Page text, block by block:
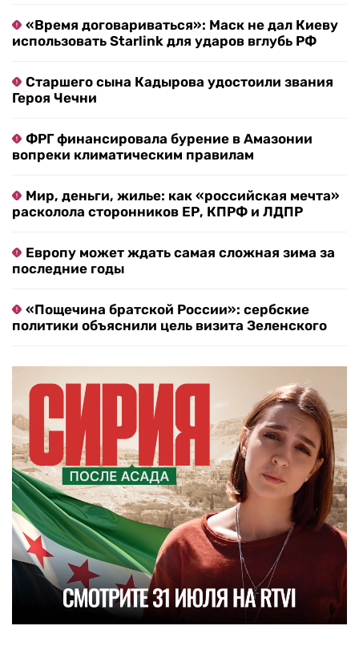
«Время договариваться»: Маск не дал Киеву
использовать Starlink для ударов вглубь РФ
Старшего сына Кадырова удостоили звания
Героя Чечни
ФРГ финансировала бурение в Амазонии
вопреки климатическим правилам
Мир, деньги, жилье: как «российская мечта»
расколола сторонников ЕР, КПРФ и ЛДПР
Европу может ждать самая сложная зима за
последние годы
«Пощечина братской России»: сербские
политики объяснили цель визита Зеленского